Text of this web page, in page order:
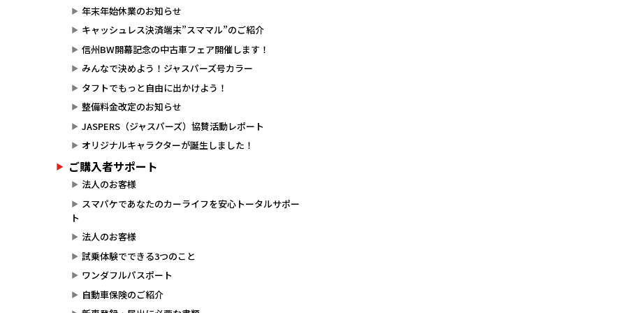
年末年始休業のお知らせ
キャッシュレス決済端末”スママル”のご紹介
信州BW開幕記念の中古車フェア開催します！
みんなで決めよう！ジャスパーズ号カラー
タフトでもっと自由に出かけよう！
整備料金改定のお知らせ
JASPERS（ジャスパーズ）協賛活動レポート
オリジナルキャラクターが誕生しました！
ご購入者サポート
法人のお客様
スマパケであなたのカーライフを安心トータルサポー
ト
法人のお客様
試乗体験でできる3つのこと
ワンダフルパスポート
自動車保険のご紹介